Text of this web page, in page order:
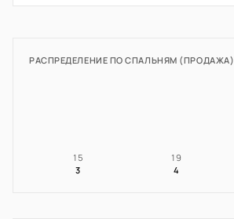
РАСПРЕДЕЛЕНИЕ ПО СПАЛЬНЯМ (ПРОДАЖА)
15
3
19
4